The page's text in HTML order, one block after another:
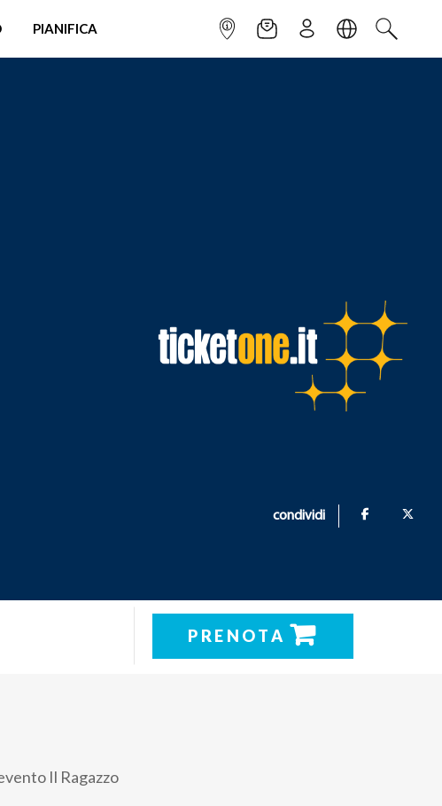
PIANIFICA INFOPOINTNEWSLETTER
ISCRIVITILINGUACERCA
condividi
PRENOTA
Il Ragazzo